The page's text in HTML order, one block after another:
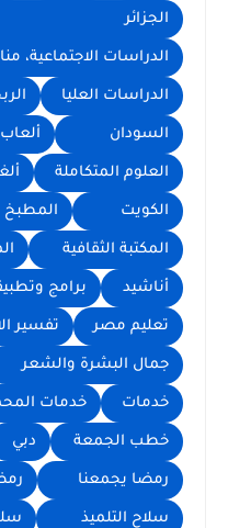
الجزائر
الدراسات الاجتماعية،
الدراسات العليا
السودان
العلوم المتكاملة
الكويت المطبخ
المكتبة الثقافية
أناشيد برامج
تعليم مصر تفسير
جمال البشرة والشعر
خدمات خدمات
خطب الجمعة دبي
رمضا يجمعنا
سلاح التلميذ